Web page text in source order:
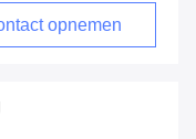
opnemen